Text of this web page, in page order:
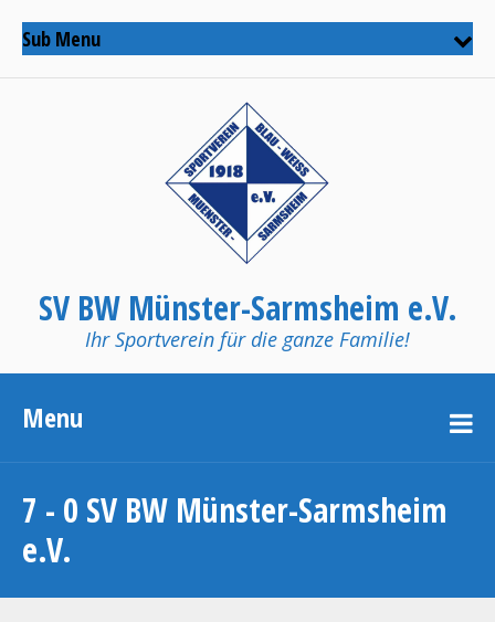
Sub Menu
SV BW Münster-Sarmsheim e.V.
Ihr Sportverein für die ganze Familie!
Menu
7 - 0 SV BW Münster-Sarmsheim
e.V.